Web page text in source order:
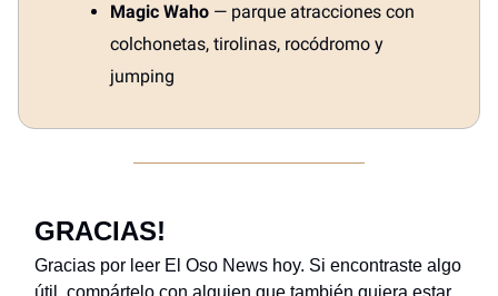
Magic Waho — parque atracciones con
colchonetas, tirolinas, rocódromo y
jumping
GRACIAS!
Gracias por leer El Oso News hoy. Si encontraste algo
útil, compártelo con alguien que también quiera estar